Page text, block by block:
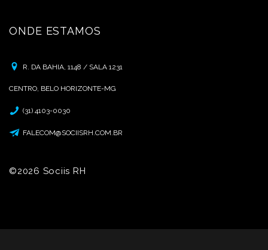
ONDE ESTAMOS
R. DA BAHIA, 1148 / SALA 1231
CENTRO, BELO HORIZONTE-MG
(31) 4103-0030
FALECOM@SOCIISRH.COM.BR
©2026 Sociis RH